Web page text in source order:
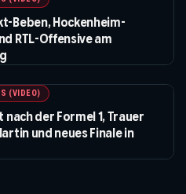
Beben, Hockenheim-
RTL-Offensive am
(VIDEO)
der Formel 1, Trauer
und neues Finale in